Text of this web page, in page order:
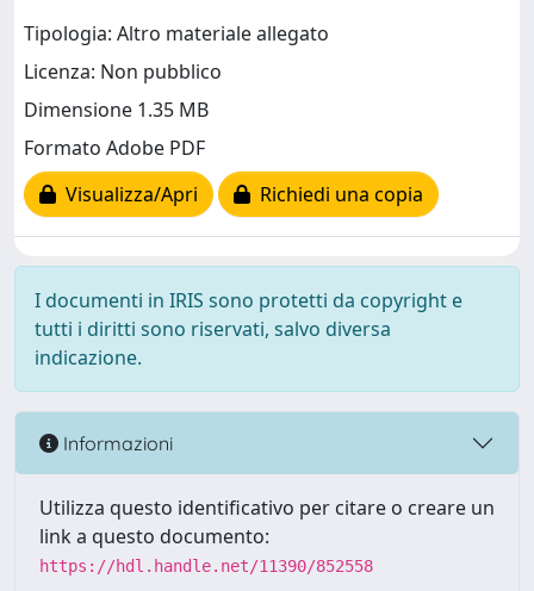
Tipologia: Altro materiale allegato
Licenza: Non pubblico
Dimensione 1.35 MB
Formato Adobe PDF
Visualizza/Apri
Richiedi una copia
I documenti in IRIS sono protetti da copyright e
tutti i diritti sono riservati, salvo diversa
indicazione.
Informazioni
Utilizza questo identificativo per citare o creare un
link a questo documento:
https://hdl.handle.net/11390/852558